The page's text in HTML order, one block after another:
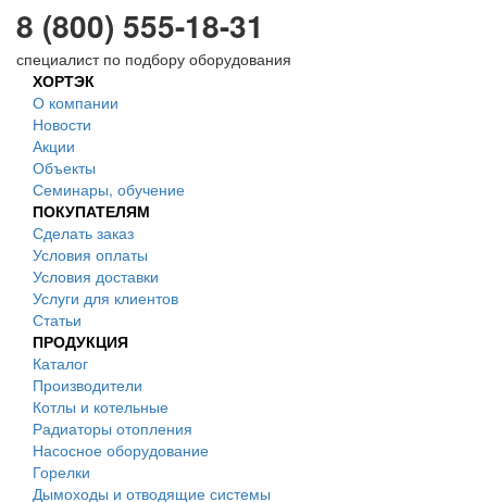
8 (800) 555-18-31
специалист по подбору оборудования
ХОРТЭК
О компании
Новости
Акции
Объекты
Семинары, обучение
ПОКУПАТЕЛЯМ
Сделать заказ
Условия оплаты
Условия доставки
Услуги для клиентов
Статьи
ПРОДУКЦИЯ
Каталог
Производители
Котлы и котельные
Радиаторы отопления
Насосное оборудование
Горелки
Дымоходы и отводящие системы